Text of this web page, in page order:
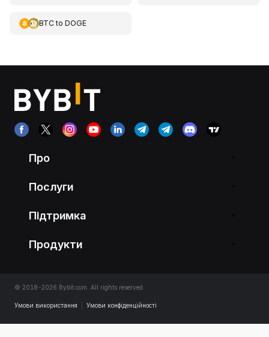
BTCto DOGE
Про
Послуги
Підтримка
Продукти
© 2018-2026 Bybit.com. All rights reserved.
Умови використання Умови конфіденційності